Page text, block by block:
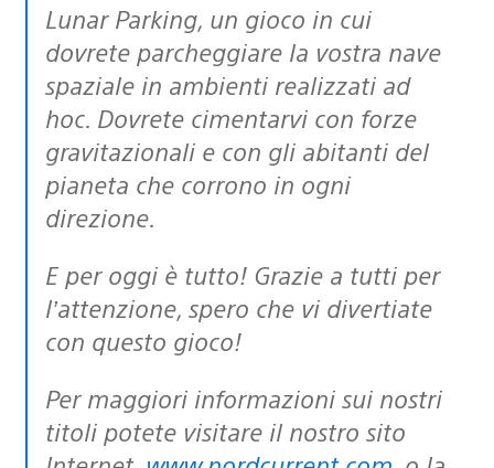
Lunar Parking, un gioco in cui
dovrete parcheggiare la vostra nave
spaziale in ambienti realizzati ad
hoc. Dovrete cimentarvi con forze
gravitazionali e con gli abitanti del
pianeta che corrono in ogni
direzione.
E per oggi è tutto! Grazie a tutti per
l’attenzione, spero che vi divertiate
con questo gioco!
Per maggiori informazioni sui nostri
titoli potete visitare il nostro sito